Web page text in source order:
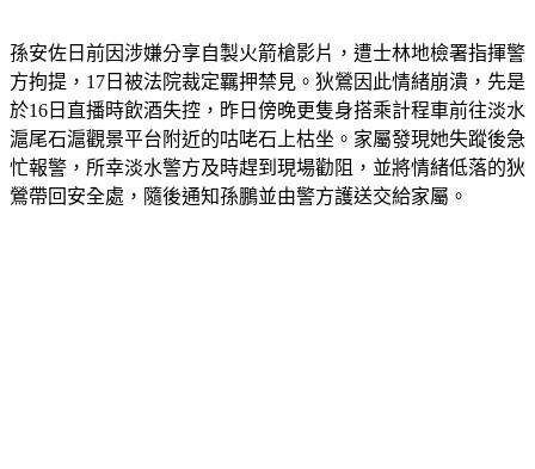
孫安佐日前因涉嫌分享自製火箭槍影片，遭士林地檢署指揮警
方拘提，17日被法院裁定羈押禁見。狄鶯因此情緒崩潰，先是
於16日直播時飲酒失控，昨日傍晚更隻身搭乘計程車前往淡水
滬尾石滬觀景平台附近的咕咾石上枯坐。家屬發現她失蹤後急
忙報警，所幸淡水警方及時趕到現場勸阻，並將情緒低落的狄
鶯帶回安全處，隨後通知孫鵬並由警方護送交給家屬。